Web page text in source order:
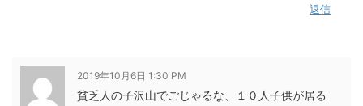
返信
2019年10月6日 1:30 PM
貧乏人の子沢山でごじゃるな、１０人子供が居る